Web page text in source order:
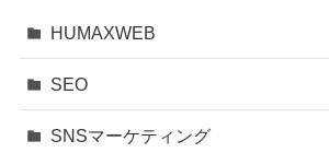
HUMAXWEB
SEO
SNSマーケティング